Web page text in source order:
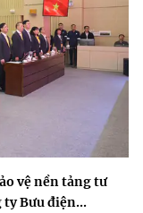
vệ nền tảng tư
Bưu điện...